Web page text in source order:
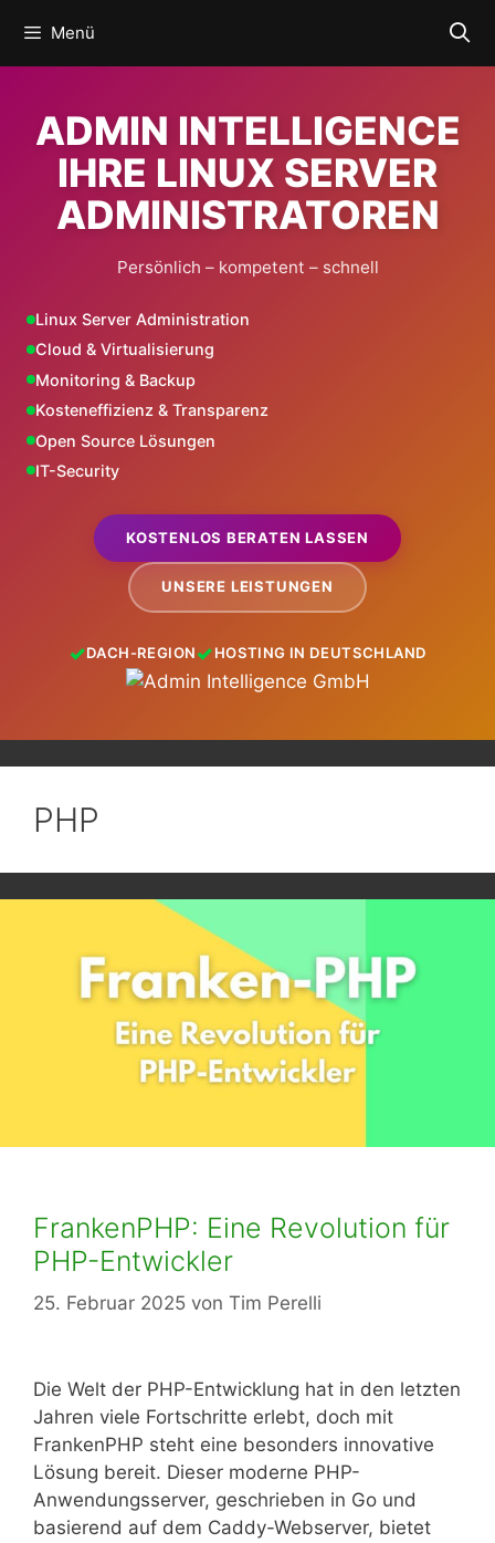
Inhalt
springen
Menü
ADMIN INTELLIGENCE
IHRE LINUX SERVER
ADMINISTRATOREN
Persönlich – kompetent – schnell
Linux Server Administration
Cloud & Virtualisierung
Monitoring & Backup
Kosteneffizienz & Transparenz
Open Source Lösungen
IT-Security
KOSTENLOS BERATEN LASSEN
UNSERE LEISTUNGEN
DACH-REGION HOSTING IN DEUTSCHLAND
PHP
FrankenPHP: Eine Revolution für
PHP-Entwickler
25. Februar 2025 von Tim Perelli
Die Welt der PHP-Entwicklung hat in den letzten
Jahren viele Fortschritte erlebt, doch mit
FrankenPHP steht eine besonders innovative
Lösung bereit. Dieser moderne PHP-
Anwendungsserver, geschrieben in Go und
basierend auf dem Caddy-Webserver, bietet